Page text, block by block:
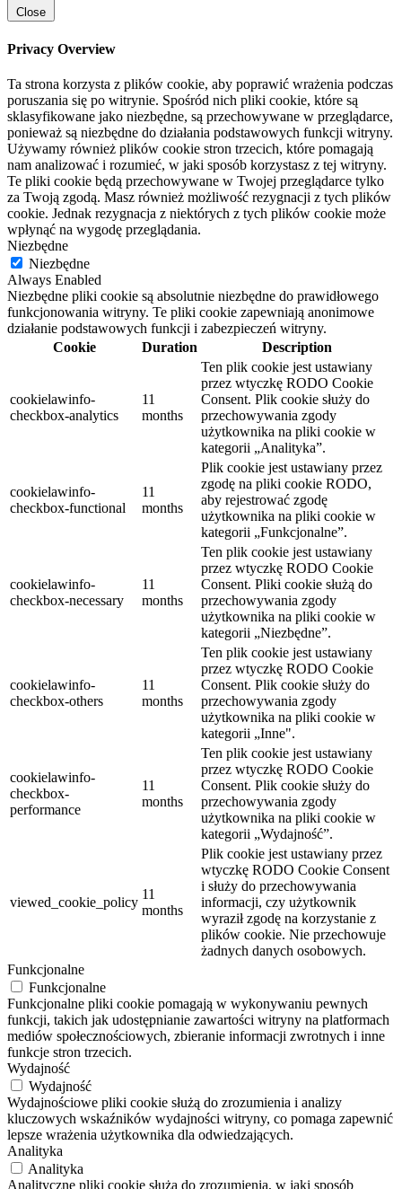
Close
Privacy Overview
Ta strona korzysta z plików cookie, aby poprawić wrażenia podczas
poruszania się po witrynie. Spośród nich pliki cookie, które są
sklasyfikowane jako niezbędne, są przechowywane w przeglądarce,
ponieważ są niezbędne do działania podstawowych funkcji witryny.
Używamy również plików cookie stron trzecich, które pomagają
nam analizować i rozumieć, w jaki sposób korzystasz z tej witryny.
Te pliki cookie będą przechowywane w Twojej przeglądarce tylko
za Twoją zgodą. Masz również możliwość rezygnacji z tych plików
cookie. Jednak rezygnacja z niektórych z tych plików cookie może
wpłynąć na wygodę przeglądania.
Niezbędne
Niezbędne
Always Enabled
Niezbędne pliki cookie są absolutnie niezbędne do prawidłowego
funkcjonowania witryny. Te pliki cookie zapewniają anonimowe
działanie podstawowych funkcji i zabezpieczeń witryny.
Cookie
Duration Description
cookielawinfo-
checkbox-analytics
11
months
Ten plik cookie jest ustawiany
przez wtyczkę RODO Cookie
Consent. Plik cookie służy do
przechowywania zgody
użytkownika na pliki cookie w
kategorii „Analityka”.
cookielawinfo-
checkbox-functional
11
months
Plik cookie jest ustawiany przez
zgodę na pliki cookie RODO,
aby rejestrować zgodę
użytkownika na pliki cookie w
kategorii „Funkcjonalne”.
cookielawinfo-
checkbox-necessary
11
months
Ten plik cookie jest ustawiany
przez wtyczkę RODO Cookie
Consent. Pliki cookie służą do
przechowywania zgody
użytkownika na pliki cookie w
kategorii „Niezbędne”.
cookielawinfo-
checkbox-others
11
months
Ten plik cookie jest ustawiany
przez wtyczkę RODO Cookie
Consent. Plik cookie służy do
przechowywania zgody
użytkownika na pliki cookie w
kategorii „Inne".
cookielawinfo-
checkbox-
performance
11
months
Ten plik cookie jest ustawiany
przez wtyczkę RODO Cookie
Consent. Plik cookie służy do
przechowywania zgody
użytkownika na pliki cookie w
kategorii „Wydajność”.
viewed_cookie_policy
11
months
Plik cookie jest ustawiany przez
wtyczkę RODO Cookie Consent
i służy do przechowywania
informacji, czy użytkownik
wyraził zgodę na korzystanie z
plików cookie. Nie przechowuje
żadnych danych osobowych.
Funkcjonalne
Funkcjonalne
Funkcjonalne pliki cookie pomagają w wykonywaniu pewnych
funkcji, takich jak udostępnianie zawartości witryny na platformach
mediów społecznościowych, zbieranie informacji zwrotnych i inne
funkcje stron trzecich.
Wydajność
Wydajność
Wydajnościowe pliki cookie służą do zrozumienia i analizy
kluczowych wskaźników wydajności witryny, co pomaga zapewnić
lepsze wrażenia użytkownika dla odwiedzających.
Analityka
Analityka
Analityczne pliki cookie służą do zrozumienia, w jaki sposób